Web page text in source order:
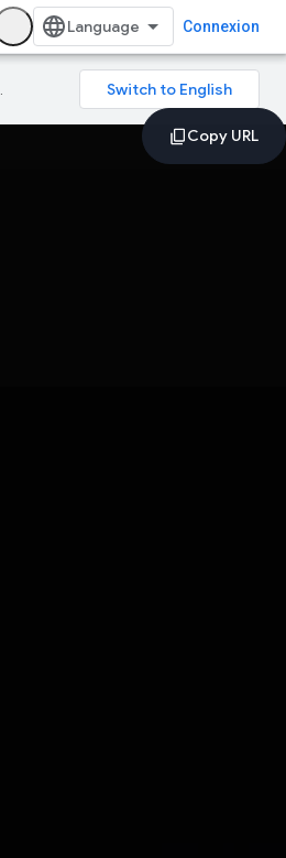
Connexion